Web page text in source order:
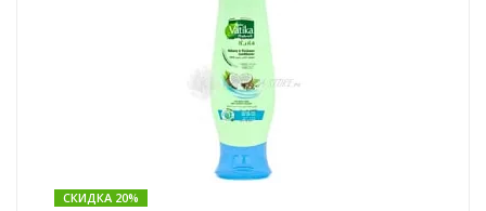
СКИДКА 20%